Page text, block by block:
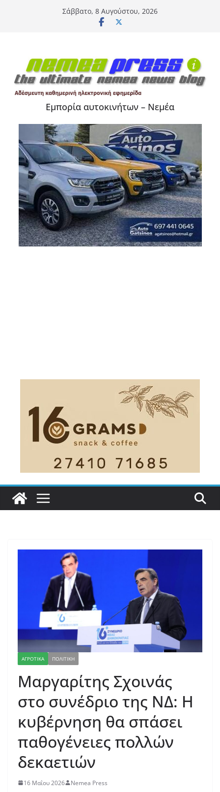
Σάββατο, 8 Αυγούστου, 2026
Εμπορία αυτοκινήτων – Νεμέα
ΑΓΡΟΤΙΚΑ ΠΟΛΙΤΙΚΗ
Μαργαρίτης Σχοινάς
στο συνέδριο της ΝΔ: Η
κυβέρνηση θα σπάσει
παθογένειες πολλών
δεκαετιών
16 Μαΐου 2026 Nemea Press